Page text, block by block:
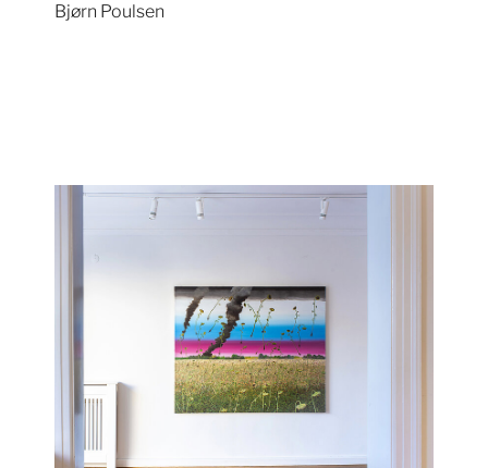
Bjørn Poulsen
Show larger version